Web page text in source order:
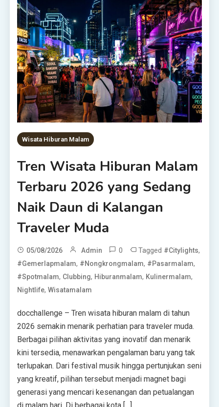
Wisata Hiburan Malam
Tren Wisata Hiburan Malam
Terbaru 2026 yang Sedang
Naik Daun di Kalangan
Traveler Muda
05/08/2026 Admin 0 Tagged #citylights,
#gemerlapmalam, #nongkrongmalam, #pasarmalam,
#spotmalam, Clubbing, Hiburanmalam, Kulinermalam,
Nightlife,Wisatamalam
docchallenge – Tren wisata hiburan malam di tahun
2026 semakin menarik perhatian para traveler muda.
Berbagai pilihan aktivitas yang inovatif dan menarik
kini tersedia, menawarkan pengalaman baru yang tak
terlupakan. Dari festival musik hingga pertunjukan seni
yang kreatif, pilihan tersebut menjadi magnet bagi
generasi yang mencari kesenangan dan petualangan